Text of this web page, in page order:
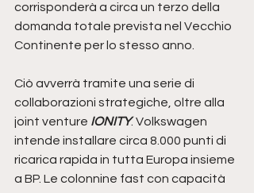
corrisponderà a circa un terzo della
domanda totale prevista nel Vecchio
Continente per lo stesso anno.
Ciò avverrà tramite una serie di
collaborazioni strategiche, oltre alla
joint venture IONITY. Volkswagen
intende installare circa 8.000 punti di
ricarica rapida in tutta Europa insieme
a BP. Le colonnine fast con capacità